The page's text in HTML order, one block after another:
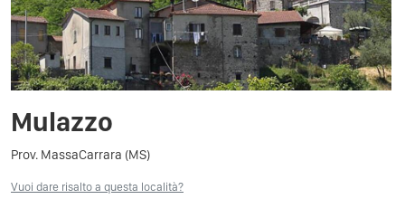
Mulazzo
Prov. MassaCarrara (MS)
Vuoi dare risalto a questa località?